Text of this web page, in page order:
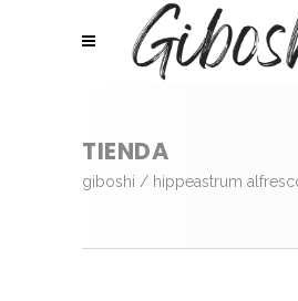
TIENDA
giboshi / hippeastrum